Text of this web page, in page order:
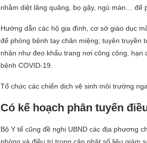
nhằm diệt lăng quăng, bọ gậy, ngủ màn… để
Hướng dẫn các hộ gia đình, cơ sở giáo dục
để phòng bệnh tay chân miệng; tuyên truyền
nhân như đeo khẩu trang nơi công cộng,
bệnh COVID-19.
Tổ chức các chiến dịch vệ sinh môi trường
Có kế hoạch phân tuyến
Bộ Y tế cũng đề nghị UBND các địa phương